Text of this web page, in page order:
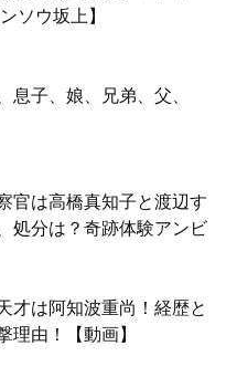
ソウ坂上】
息子、娘、兄弟、父、
官は高橋真知子と渡辺す
処分は？奇跡体験アンビ
才は阿知波重尚！経歴と
理由！【動画】